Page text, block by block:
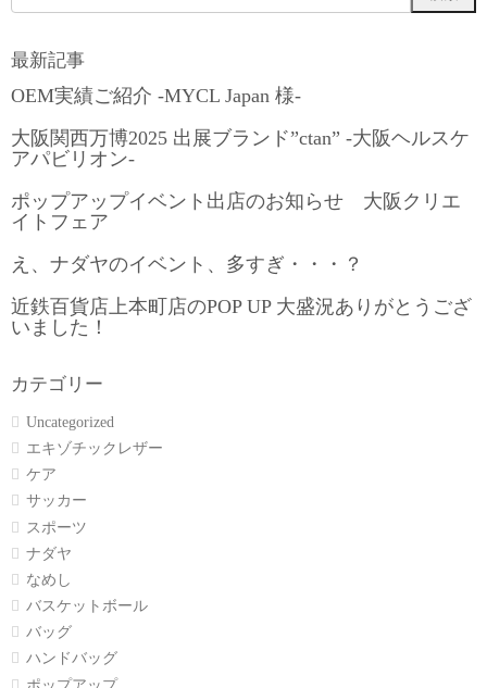
最新記事
OEM実績ご紹介 -MYCL Japan 様-
大阪関西万博2025 出展ブランド”ctan” -大阪ヘルスケ
アパビリオン-
ポップアップイベント出店のお知らせ 大阪クリエ
イトフェア
え、ナダヤのイベント、多すぎ・・・？
近鉄百貨店上本町店のPOP UP 大盛況ありがとうござ
いました！
カテゴリー
Uncategorized
エキゾチックレザー
ケア
サッカー
スポーツ
ナダヤ
なめし
バスケットボール
バッグ
ハンドバッグ